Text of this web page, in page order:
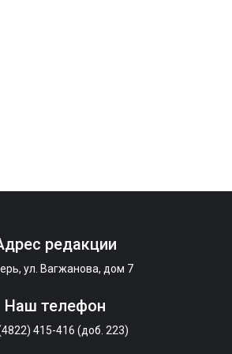
редакции
ул. Вагжанова, дом 7
Наш телефон
415-416 (доб. 223)